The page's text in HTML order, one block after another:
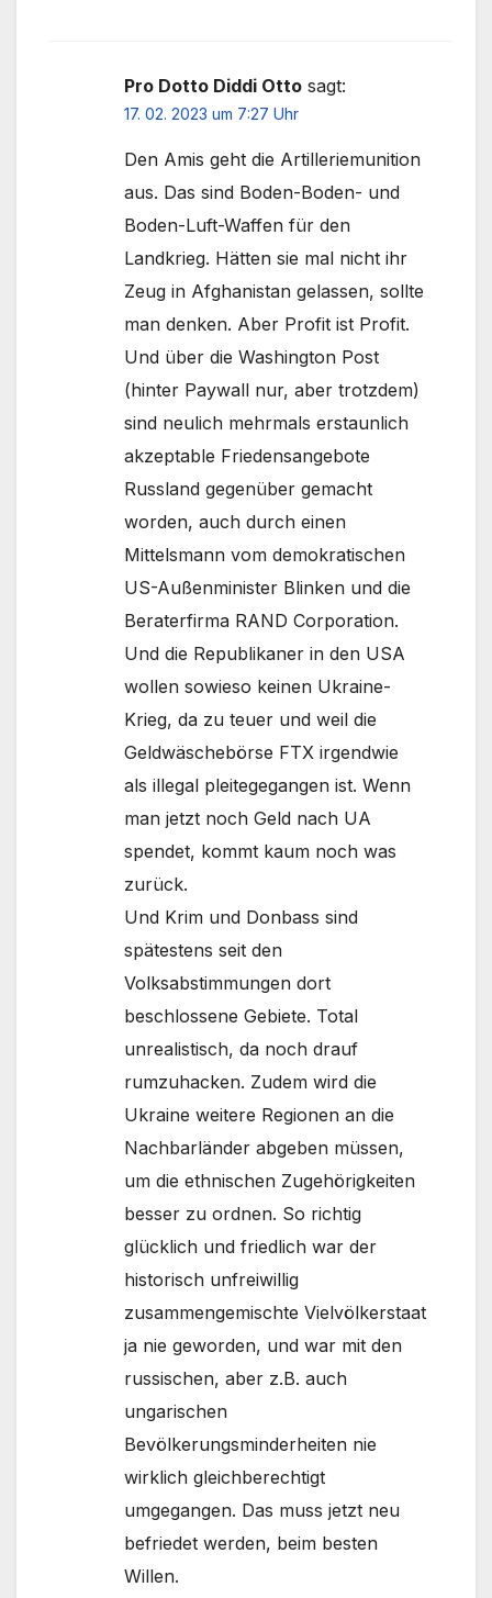
Pro Dotto Diddi Otto sagt:
17. 02. 2023 um 7:27 Uhr
Den Amis geht die Artilleriemunition
aus. Das sind Boden-Boden- und
Boden-Luft-Waffen für den
Landkrieg. Hätten sie mal nicht ihr
Zeug in Afghanistan gelassen, sollte
man denken. Aber Profit ist Profit.
Und über die Washington Post
(hinter Paywall nur, aber trotzdem)
sind neulich mehrmals erstaunlich
akzeptable Friedensangebote
Russland gegenüber gemacht
worden, auch durch einen
Mittelsmann vom demokratischen
US-Außenminister Blinken und die
Beraterfirma RAND Corporation.
Und die Republikaner in den USA
wollen sowieso keinen Ukraine-
Krieg, da zu teuer und weil die
Geldwäschebörse FTX irgendwie
als illegal pleitegegangen ist. Wenn
man jetzt noch Geld nach UA
spendet, kommt kaum noch was
zurück.
Und Krim und Donbass sind
spätestens seit den
Volksabstimmungen dort
beschlossene Gebiete. Total
unrealistisch, da noch drauf
rumzuhacken. Zudem wird die
Ukraine weitere Regionen an die
Nachbarländer abgeben müssen,
um die ethnischen Zugehörigkeiten
besser zu ordnen. So richtig
glücklich und friedlich war der
historisch unfreiwillig
zusammengemischte Vielvölkerstaat
ja nie geworden, und war mit den
russischen, aber z.B. auch
ungarischen
Bevölkerungsminderheiten nie
wirklich gleichberechtigt
umgegangen. Das muss jetzt neu
befriedet werden, beim besten
Willen.